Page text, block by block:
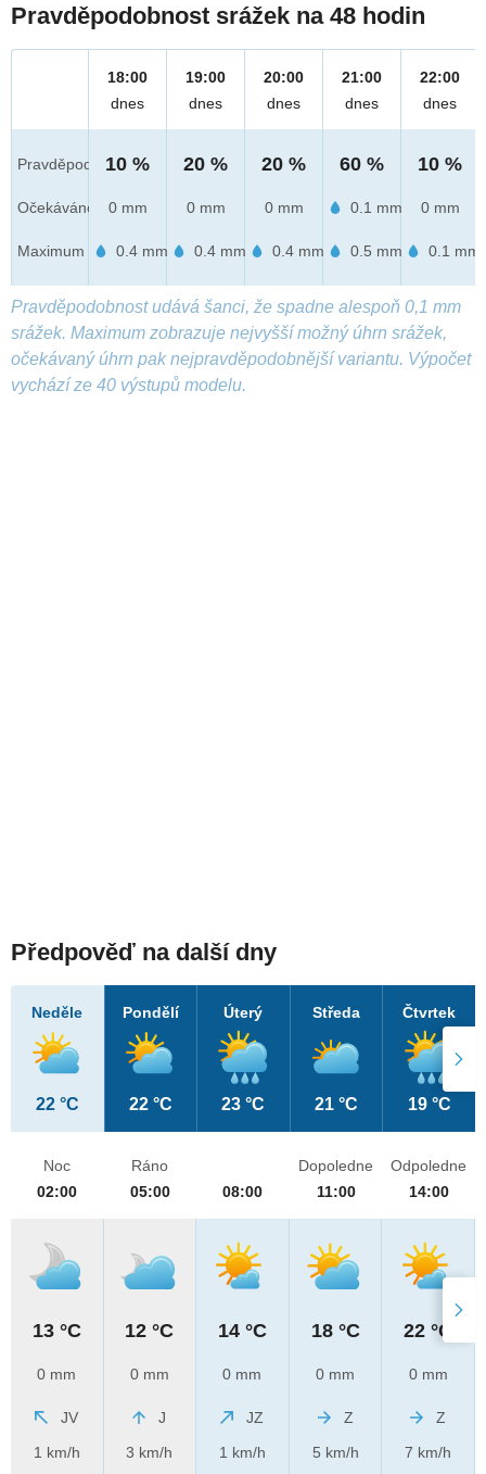
Pravděpodobnost srážek na 48 hodin
Pravděpod.
Očekáváno
Maximum
18:00
dnes
10 %
0 mm
0.4 mm
19:00
dnes
20 %
0 mm
0.4 mm
20:00
dnes
20 %
0 mm
0.4 mm
21:00
dnes
60 %
0.1 mm
0.5 mm
22:00
dnes
10 %
0 mm
0.1 mm
Pravděpodobnost udává šanci, že spadne alespoň 0,1 mm
srážek. Maximum zobrazuje nejvyšší možný úhrn srážek,
očekávaný úhrn pak nejpravděpodobnější variantu. Výpočet
vychází ze 40 výstupů modelu.
Předpověď na další dny
Neděle
22 °C
Pondělí
22 °C
Úterý
23 °C
Středa
21 °C
Čtvrtek
19 °C
Noc
02:00
13 °C
0 mm
JV
1 km/h
Ráno
05:00
12 °C
0 mm
J
3 km/h
08:00
14 °C
0 mm
JZ
1 km/h
Dopoledne
11:00
18 °C
0 mm
Z
5 km/h
Odpoledne
14:00
22 °C
0 mm
Z
7 km/h